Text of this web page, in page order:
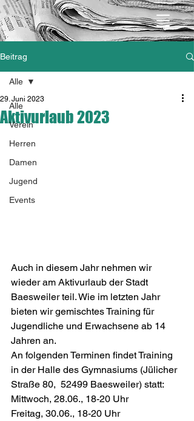
Beitrag
Alle
Verein
Herren
Damen
Jugend
Events
Alle
Aktivurlaub 2023
29. Juni 2023
Auch in diesem Jahr nehmen wir
wieder am Aktivurlaub der Stadt
Baesweiler teil. Wie im letzten Jahr
bieten wir gemischtes Training für
Jugendliche und Erwachsene ab 14
Jahren an.
An folgenden Terminen findet Training
in der Halle des Gymnasiums (Jülicher
Straße 80,  52499 Baesweiler) statt:
Mittwoch, 28.06., 18-20 Uhr
Freitag, 30.06., 18-20 Uhr